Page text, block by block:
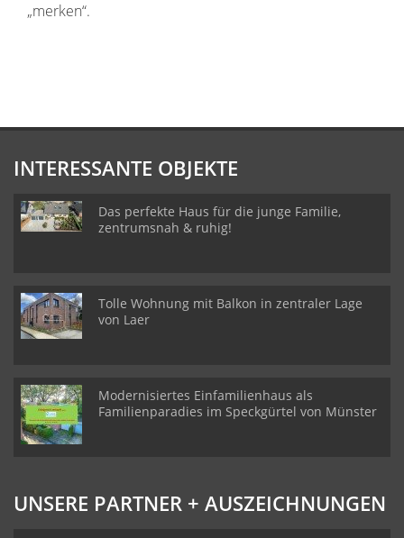
„merken“.
INTERESSANTE OBJEKTE
Das perfekte Haus für die junge Familie,
zentrumsnah & ruhig!
Tolle Wohnung mit Balkon in zentraler Lage
von Laer
Modernisiertes Einfamilienhaus als
Familienparadies im Speckgürtel von Münster
UNSERE PARTNER + AUSZEICHNUNGEN